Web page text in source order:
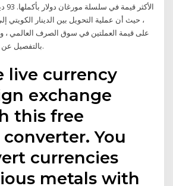
، حيث أن عملية التحويل بين الدينار الكويتي
على قيمة العملتين في سوق الصرف العالمي ،
بالتفصيل عن الريال والريال السعودي.
live currency
exchange
this free
You
currencies
metals with